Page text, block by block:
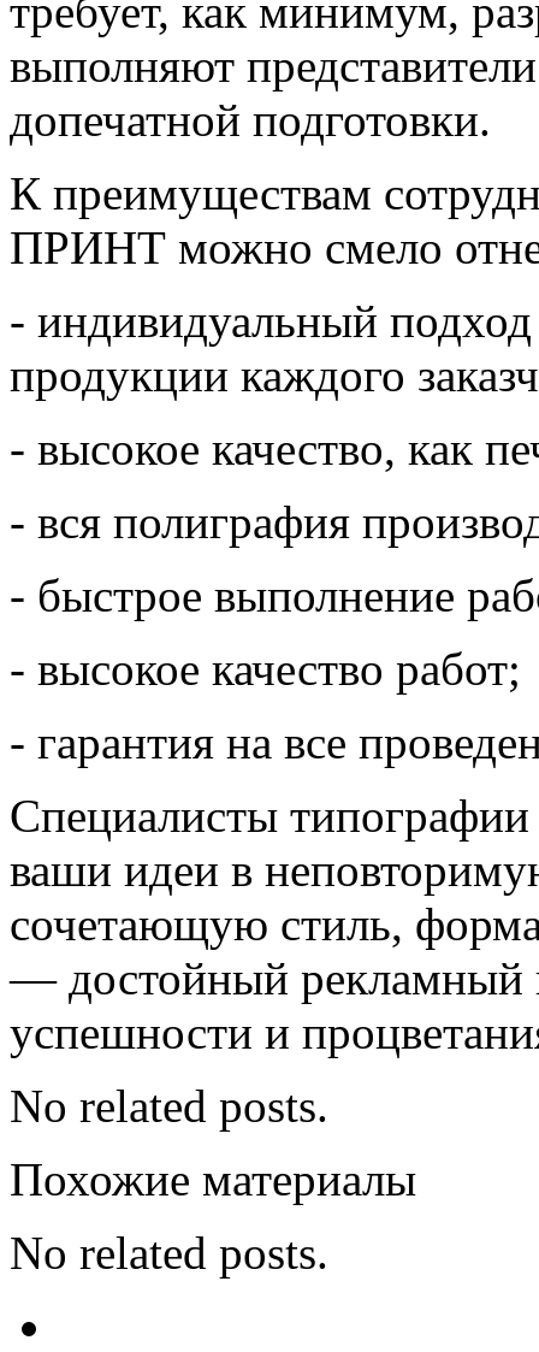
требует, как минимум,
выполняют
допечатной подготовки.
К преимуществам
ПРИНТ можно смело
- индивидуальный подход
продукции каждого
- высокое качество, как
- вся полиграфия
- быстрое выполнение
- высокое качество работ;
- гарантия на все
Специалисты
ваши идеи в
сочетающую стиль,
— достойный рекламный
успешности и
No related posts.
Похожие материалы
No related posts.